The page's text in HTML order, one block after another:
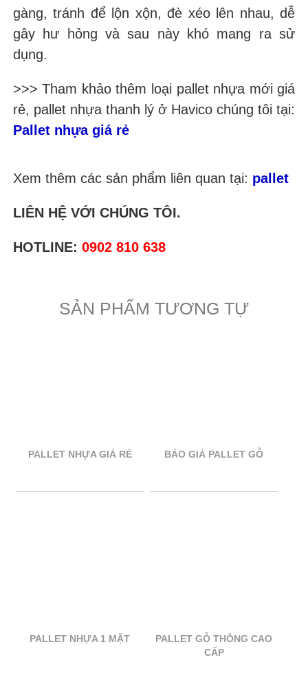
gàng, tránh để lộn xộn, đè xéo lên nhau, dễ
gây hư hỏng và sau này khó mang ra sử
dụng.
>>> Tham khảo thêm loại pallet nhựa mới giá
rẻ, pallet nhựa thanh lý ở Havico chúng tôi tại:
Pallet nhựa giá rẻ
Xem thêm các sản phẩm liên quan tại: pallet
LIÊN HỆ VỚI CHÚNG TÔI.
HOTLINE: 0902 810 638
SẢN PHẨM TƯƠNG TỰ
PALLET NHỰA GIÁ RẺ BÁO GIÁ PALLET GỖ
PALLET NHỰA 1 MẶT
PALLET GỖ THÔNG CAO
CẤP